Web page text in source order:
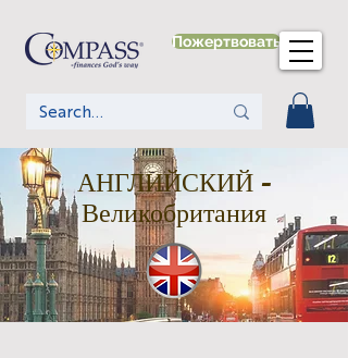
Пожертвовать
АНГЛИЙСКИЙ -
Великобритания